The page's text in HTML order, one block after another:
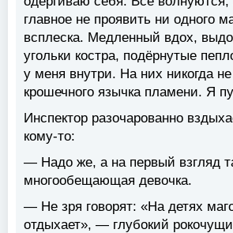
главное не проявить ни одного
всплеска. Медленный вдох,
угольки костра, подёрнутые
у меня внутри. На них никогда
крошечного язычка пламени. Я
Инспектор разочарованно
кому-то:
— Надо же, а на первый взгляд
многообещающая девочка.
— Не зря говорят: «На детях
отдыхает», — глубокий